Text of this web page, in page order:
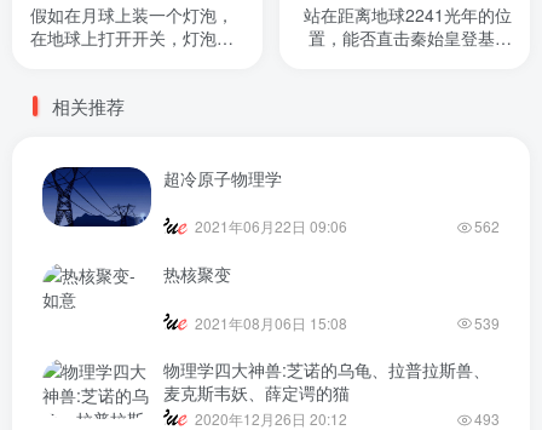
假如在月球上装一个灯泡，
在地球上打开开关，灯泡多
站在距离地球2241光年的位
置，能否直击秦始皇登基时
相关推荐
超冷原子物理学
2021年06月22日 09:06 562
热核聚变
2021年08月06日 15:08 539
物理学四大神兽:芝诺的乌龟、拉普拉斯兽、
麦克斯韦妖、薛定谔的猫
2020年12月26日 20:12 493